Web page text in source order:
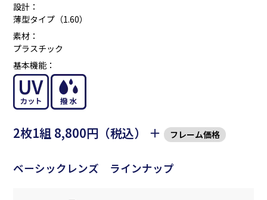
設計：
薄型タイプ（1.60）
素材：
プラスチック
基本機能：
2枚1組 8,800円（税込） ＋ フレーム価格
ベーシックレンズ ラインナップ